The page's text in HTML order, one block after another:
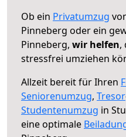
Ob ein Privatumzug
Pinneberg oder ein
Pinneberg, wir helfen,
stressfrei umziehen
Allzeit bereit für Ihren
Seniorenumzug, Tresor
Studentenumzug in
eine optimale